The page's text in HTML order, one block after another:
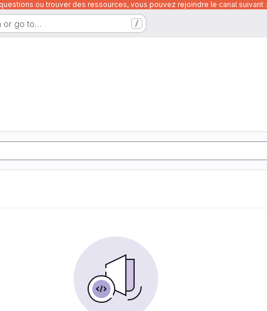
ou trouver des ressources, vous pouvez rejoindre le canal suivant :
or go to… /